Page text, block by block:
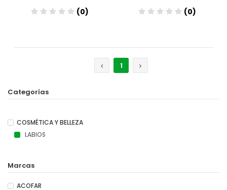
(0) (0)
1
Categorías
COSMÉTICA Y BELLEZA
LABIOS
Marcas
ACOFAR